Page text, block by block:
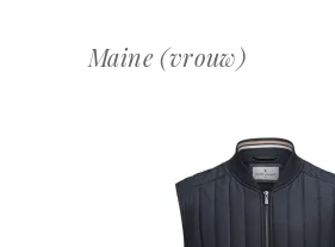
Maine (vrouw)